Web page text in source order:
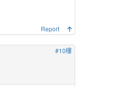
Report
#10樓